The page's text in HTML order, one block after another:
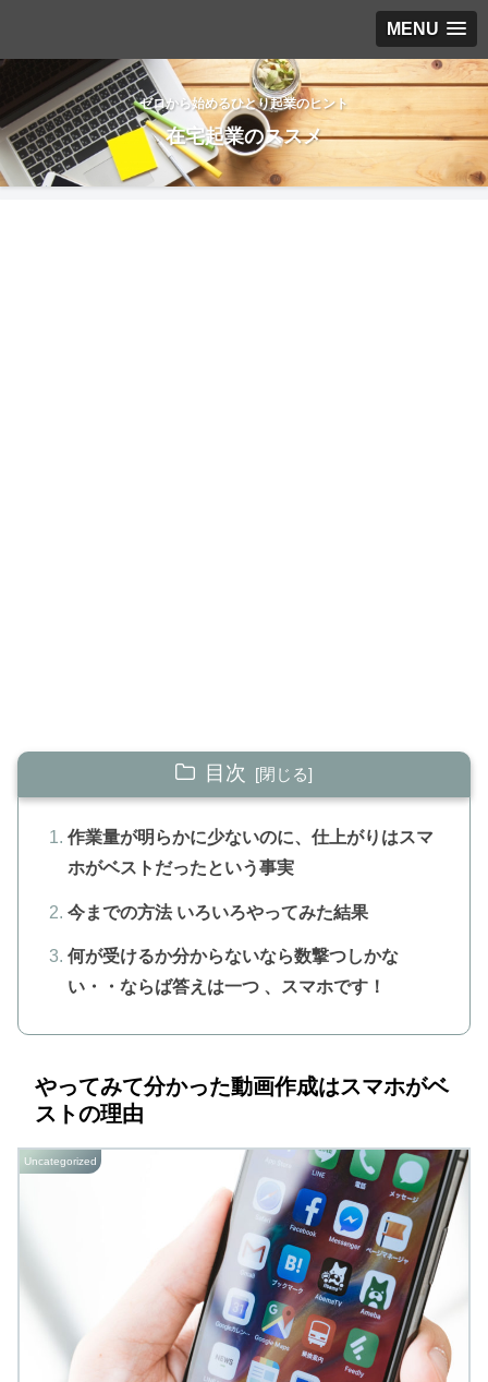
MENU
ゼロから始めるひとり起業のヒント
在宅起業のススメ
目次
作業量が明らかに少ないのに、仕上がりはスマ
ホがベストだったという事実
今までの方法 いろいろやってみた結果
何が受けるか分からないなら数撃つしかな
い・・ならば答えは一つ 、スマホです！
やってみて分かった動画作成はスマホがベ
ストの理由
Uncategorized